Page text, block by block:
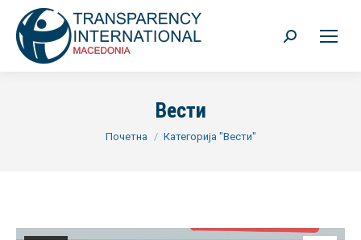
Search:
Вести
You are here:
Почетна Категорија "Вести"